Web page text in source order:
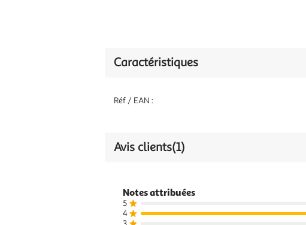
Caractéristiques
Réf / EAN :
Avis clients(1)
Notes attribuées
5
4